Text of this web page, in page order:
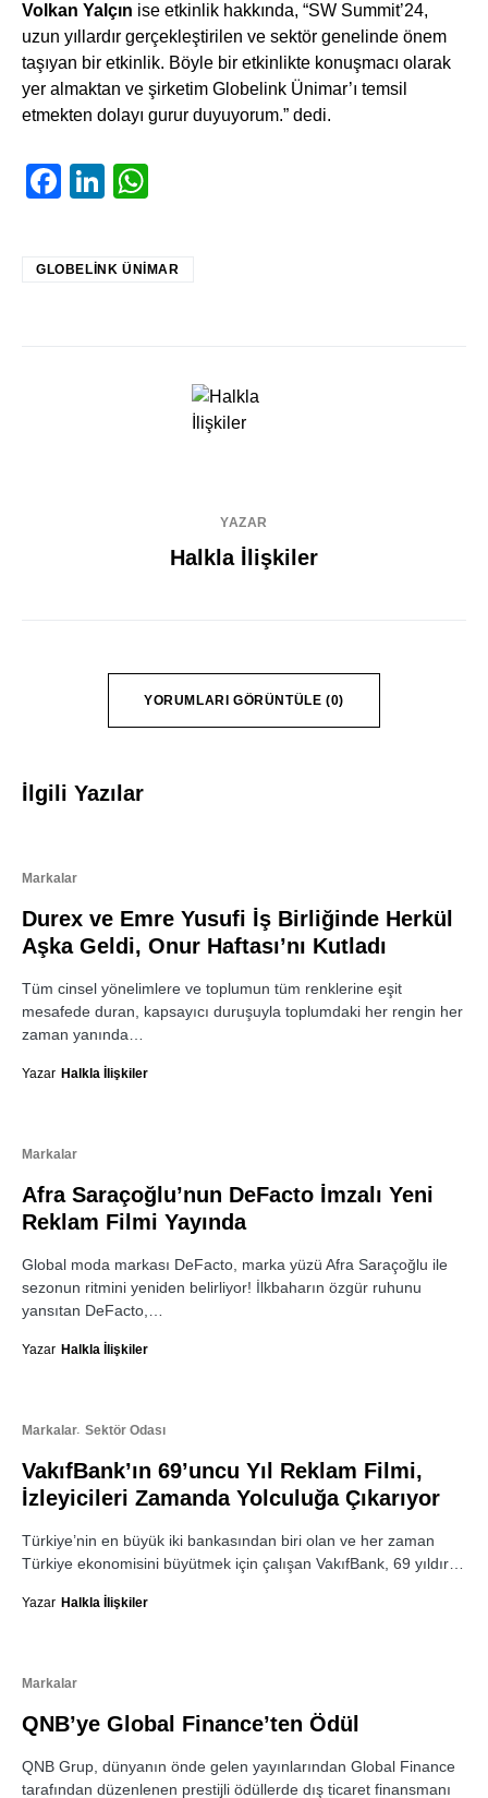
Volkan Yalçın ise etkinlik hakkında, “SW Summit’24,
uzun yıllardır gerçekleştirilen ve sektör genelinde önem
taşıyan bir etkinlik. Böyle bir etkinlikte konuşmacı olarak
yer almaktan ve şirketim Globelink Ünimar’ı temsil
etmekten dolayı gurur duyuyorum.” dedi.
Facebook
LinkedIn
GLOBELINK ÜNIMAR
YAZAR
Halkla İlişkiler
YORUMLARI GÖRÜNTÜLE (0)
İlgili Yazılar
Markalar
Durex ve Emre Yusufi İş Birliğinde Herkül
Aşka Geldi, Onur Haftası’nı Kutladı
Tüm cinsel yönelimlere ve toplumun tüm renklerine eşit
mesafede duran, kapsayıcı duruşuyla toplumdaki her rengin her
zaman yanında…
Yazar Halkla İlişkiler
Markalar
Afra Saraçoğlu’nun DeFacto İmzalı Yeni
Reklam Filmi Yayında
Global moda markası DeFacto, marka yüzü Afra Saraçoğlu ile
sezonun ritmini yeniden belirliyor! İlkbaharın özgür ruhunu
yansıtan DeFacto,…
Yazar Halkla İlişkiler
Markalar Sektör Odası
VakıfBank’ın 69’uncu Yıl Reklam Filmi,
İzleyicileri Zamanda Yolculuğa Çıkarıyor
Türkiye’nin en büyük iki bankasından biri olan ve her zaman
Türkiye ekonomisini büyütmek için çalışan VakıfBank, 69 yıldır…
Yazar Halkla İlişkiler
Markalar
QNB’ye Global Finance’ten Ödül
QNB Grup, dünyanın önde gelen yayınlarından Global Finance
tarafından düzenlenen prestijli ödüllerde dış ticaret finansmanı